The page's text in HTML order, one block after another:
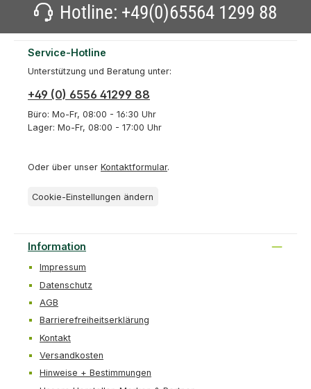
Hotline: +49(0)65564 1299 88
Service-Hotline
Unterstützung und Beratung unter:
+49 (0) 6556 41299 88
Büro: Mo-Fr, 08:00 - 16:30 Uhr
Lager: Mo-Fr, 08:00 - 17:00 Uhr
Oder über unser Kontaktformular.
Cookie-Einstellungen ändern
Information
Impressum
Datenschutz
AGB
Barrierefreiheitserklärung
Kontakt
Versandkosten
Hinweise + Bestimmungen